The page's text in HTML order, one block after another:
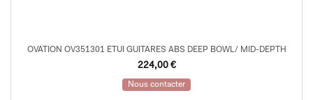
OVATION OV351301 ETUI GUITARES ABS DEEP BOWL/ MID-DEPTH
224,00 €
Nous contacter